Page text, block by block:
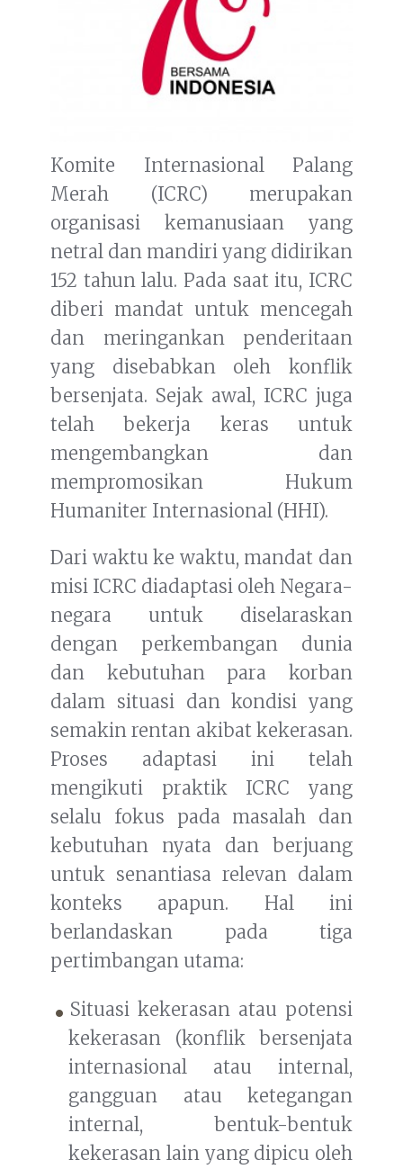
Komite Internasional Palang
Merah (ICRC) merupakan
organisasi kemanusiaan yang
netral dan mandiri yang didirikan
152 tahun lalu. Pada saat itu, ICRC
diberi mandat untuk mencegah
dan meringankan penderitaan
yang disebabkan oleh konflik
bersenjata. Sejak awal, ICRC juga
telah bekerja keras untuk
mengembangkan dan
mempromosikan Hukum
Humaniter Internasional (HHI).
Dari waktu ke waktu, mandat dan
misi ICRC diadaptasi oleh Negara-
negara untuk diselaraskan
dengan perkembangan dunia
dan kebutuhan para korban
dalam situasi dan kondisi yang
semakin rentan akibat kekerasan.
Proses adaptasi ini telah
mengikuti praktik ICRC yang
selalu fokus pada masalah dan
kebutuhan nyata dan berjuang
untuk senantiasa relevan dalam
konteks apapun. Hal ini
berlandaskan pada tiga
pertimbangan utama:
Situasi kekerasan atau potensi
kekerasan (konflik bersenjata
internasional atau internal,
gangguan atau ketegangan
internal, bentuk-bentuk
kekerasan lain yang dipicu oleh